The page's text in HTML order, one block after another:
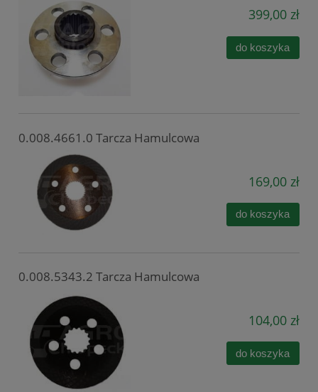
399,00 zł
do koszyka
0.008.4661.0 Tarcza Hamulcowa
169,00 zł
do koszyka
0.008.5343.2 Tarcza Hamulcowa
104,00 zł
do koszyka